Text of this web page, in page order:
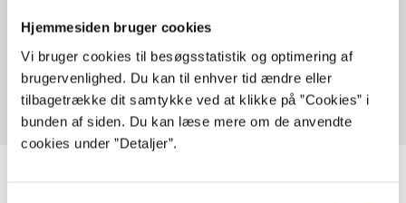
Hjemmesiden bruger cookies
Vi bruger cookies til besøgsstatistik og optimering af
brugervenlighed. Du kan til enhver tid ændre eller
tilbagetrække dit samtykke ved at klikke på ”Cookies” i
bunden af siden. Du kan læse mere om de anvendte
cookies under ”Detaljer”.
Artikler med samme emner
Fra